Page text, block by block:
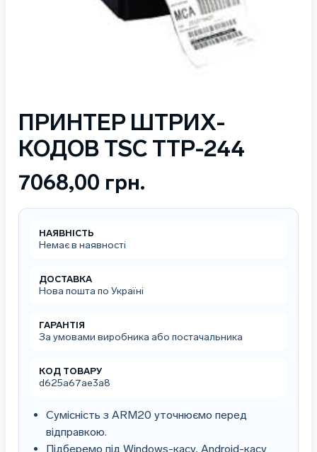
ПРИНТЕР ШТРИХ-
КОДОВ TSC TTP-244
7068,00 грн.
НАЯВНІСТЬ
Немає в наявності
ДОСТАВКА
Нова пошта по Україні
ГАРАНТІЯ
За умовами виробника або постачальника
КОД ТОВАРУ
d625a67ae3a8
Сумісність з ARM20 уточнюємо перед
відправкою.
Підберемо під Windows-касу, Android-касу